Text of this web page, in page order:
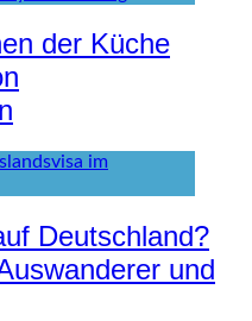
der Küche
Deutschland?
und